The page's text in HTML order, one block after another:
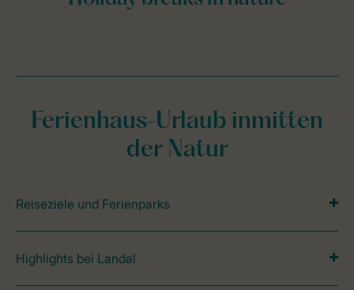
Ferienhaus-Urlaub inmitten
der Natur
Reiseziele und Ferienparks
Highlights bei Landal